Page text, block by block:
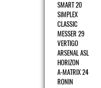
SMART 20
SIMPLEX
CLASSIC
MESSER 29
VERTIGO
ARSENAL ASL
HORIZON
A-MATRIX 24
RONIN